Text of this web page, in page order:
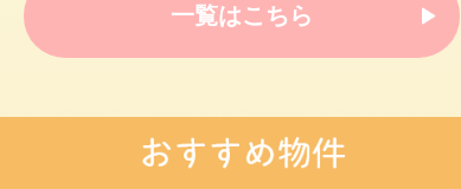
一覧はこちら